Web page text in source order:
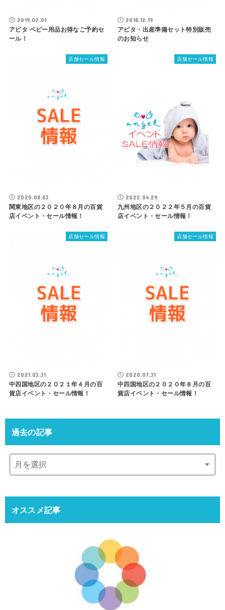
2019.02.01
アピタ ベビー用品お得なご予約セ
ール！
2018.12.19
アピタ・出産準備セット特別販売
のお知らせ
店舗セール情報
2020.08.03
関東地区の２０２０年８月の百貨
店イベント・セール情報！
店舗セール情報
2022.04.29
九州地区の２０２２年５月の百貨
店イベント・セール情報！
店舗セール情報
2021.03.31
中四国地区の２０２１年４月の百
貨店イベント・セール情報！
店舗セール情報
2020.07.31
中四国地区の２０２０年８月の百
貨店イベント・セール情報！
過去の記事
オススメ記事